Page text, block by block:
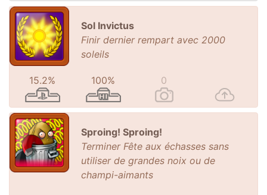
Sol Invictus
Finir dernier rempart avec 2000
soleils
15.2% 100% 0
Sproing! Sproing!
Terminer Fête aux échasses sans
utiliser de grandes noix ou de
champi-aimants